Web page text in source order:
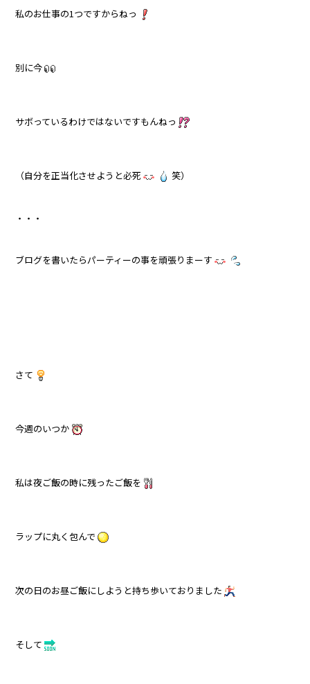
私のお仕事の1つですからねっ
別に今
サボっているわけではないですもんねっ
（自分を正当化させようと必死 笑）
・・・
ブログを書いたらパーティーの事を頑張りまーす
さて
今週のいつか
私は夜ご飯の時に残ったご飯を
ラップに丸く包んで
次の日のお昼ご飯にしようと持ち歩いておりました
そして